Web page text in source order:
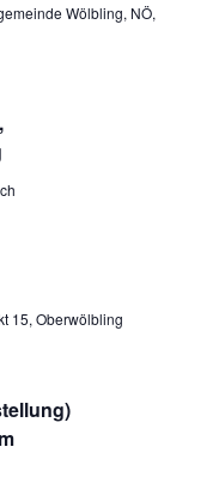
Wölbling, NÖ,
15, Oberwölbling